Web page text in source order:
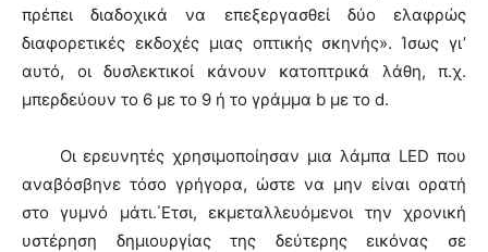
πρέπει διαδοχικά να επεξεργασθεί δύο ελαφρώς
διαφορετικές εκδοχές μιας οπτικής σκηνής». Ίσως γι’
αυτό, οι δυσλεκτικοί κάνουν κατοπτρικά λάθη, π.χ.
μπερδεύουν το 6 με το 9 ή το γράμμα b με το d.
Οι ερευνητές χρησιμοποίησαν μια λάμπα LED που
αναβόσβηνε τόσο γρήγορα, ώστε να μην είναι ορατή
στο γυμνό μάτι.΄Ετσι, εκμεταλλευόμενοι την χρονική
υστέρηση δημιουργίας της δεύτερης εικόνας σε